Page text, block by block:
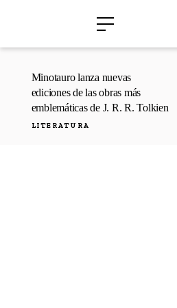
Minotauro lanza nuevas
ediciones de las obras más
emblemáticas de J. R. R. Tolkien
LITERATURA
›